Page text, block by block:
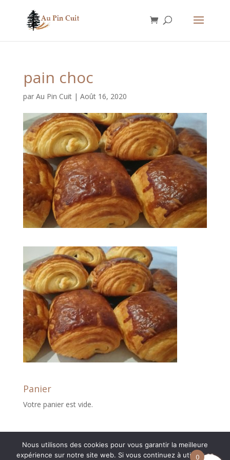
pain choc
par Au Pin Cuit| Août 16, 2020
Panier
Votre panier est vide.
0
Nous utilisons des cookies pour vous garantir la meilleure
expérience sur notre site web. Si vous continuez à utiliser ce